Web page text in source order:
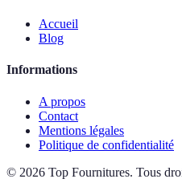
Accueil
Blog
Informations
A propos
Contact
Mentions légales
Politique de confidentialité
© 2026 Top Fournitures. Tous